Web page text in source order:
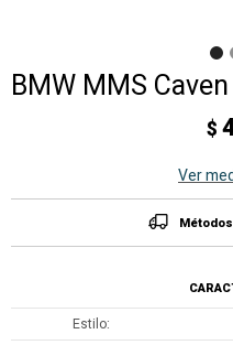
BMW MMS
$
Ver
Estilo